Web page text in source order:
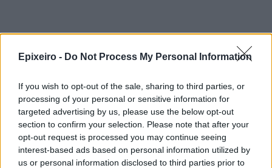
Epixeiro - Do Not Process My Personal Information
If you wish to opt-out of the sale, sharing to third parties, or
processing of your personal or sensitive information for
targeted advertising by us, please use the below opt-out
section to confirm your selection. Please note that after your
opt-out request is processed you may continue seeing
interest-based ads based on personal information utilized by
us or personal information disclosed to third parties prior to
Ακολουθήστε το στο Google News
και μάθετε πρώτοι όλα τα επιχειρηματικά νέα
Δείτε όλες τις τελευταίες επιχειρηματικές
Ειδήσειςαπό την Ελλάδα και τον κόσμο στο